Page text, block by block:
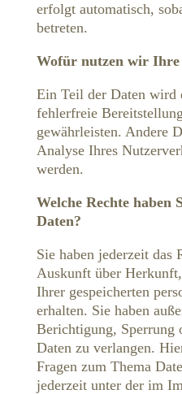
erfolgt automatisch,
betreten.
Wofür nutzen wir Ihre
Ein Teil der Daten wird
fehlerfreie
gewährleisten. Andere
Analyse Ihres
werden.
Welche Rechte haben
Daten?
Sie haben jederzeit das
Auskunft über
Ihrer gespeicherten
erhalten. Sie haben
Berichtigung, Sperrung
Daten zu verlangen.
Fragen zum Thema
jederzeit unter der im